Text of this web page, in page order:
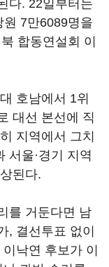
다. 22일부터는
원 7만6089명을
합동연설회 이
호남에서 1위
대선 본선에 직
지역에서 그치
서울·경기 지역
된다.
를 거둔다면 남
, 결선투표 없이
낙연 후보가 이